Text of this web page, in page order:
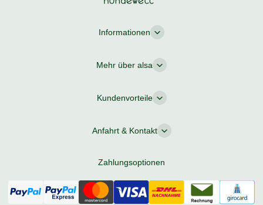
Informationen
Mehr über alsa
Kundenvorteile
Anfahrt & Kontakt
Zahlungsoptionen